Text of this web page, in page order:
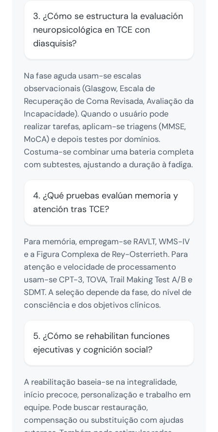
3. ¿Cómo se estructura la evaluación
neuropsicológica en TCE con
diasquisis?
Na fase aguda usam-se escalas
observacionais (Glasgow, Escala de
Recuperação de Coma Revisada, Avaliação da
Incapacidade). Quando o usuário pode
realizar tarefas, aplicam-se triagens (MMSE,
MoCA) e depois testes por domínios.
Costuma-se combinar uma bateria completa
com subtestes, ajustando a duração à fadiga.
4. ¿Qué pruebas evalúan memoria y
atención tras TCE?
Para memória, empregam-se RAVLT, WMS-IV
e a Figura Complexa de Rey-Osterrieth. Para
atenção e velocidade de processamento
usam-se CPT-3, TOVA, Trail Making Test A/B e
SDMT. A seleção depende da fase, do nível de
consciência e dos objetivos clínicos.
5. ¿Cómo se rehabilitan funciones
ejecutivas y cognición social?
A reabilitação baseia-se na integralidade,
início precoce, personalização e trabalho em
equipe. Pode buscar restauração,
compensação ou substituição com ajudas